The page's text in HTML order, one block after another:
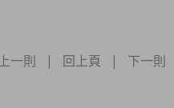
上一則 | 回上頁 | 下一則